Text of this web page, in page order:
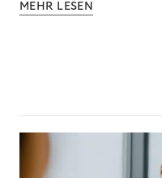
MEHR LESEN